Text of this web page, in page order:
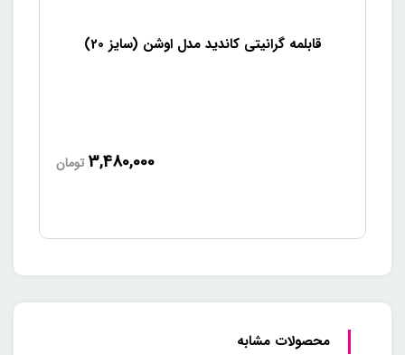
قابلمه گرانیتی کاندید مدل اوشن (سایز 20)
3,480,000 تومان
محصولات مشابه